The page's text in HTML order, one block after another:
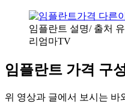
임플란트 설명/ 출처
리엄마TV
임플란트 가격 구
위 영상과 글에서 보시는 바